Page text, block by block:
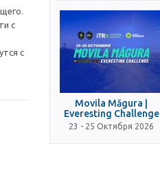
с
с
Movila Măgura |
Everesting Challenge
23 - 25 Октября 2026